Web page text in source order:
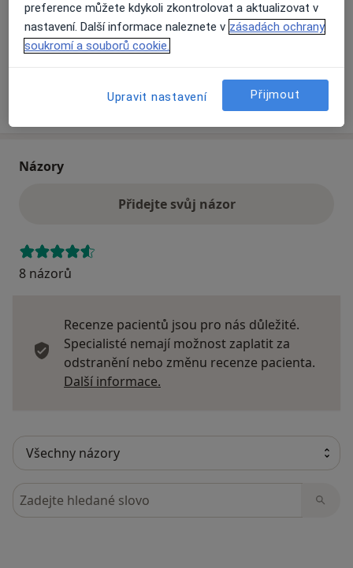
Způsoby platby (soukromé návštěvy)
Na teto adrese lékař přijímá pacienty na pojišťovnu
Detaily
Víceo adrese
Názory
Přidejte svůj názor
8 názorů
Recenze pacientů jsou pro nás důležité.
Specialisté nemají možnost zaplatit za
odstranění nebo změnu recenze pacienta.
Další informace.
Hledejte v názorech
preference můžete kdykoli zkontrolovat a aktualizovat v
nastavení. Další informace naleznete v zásadách ochrany
soukromí a souborů cookie.
Upravit nastavení Přijmout